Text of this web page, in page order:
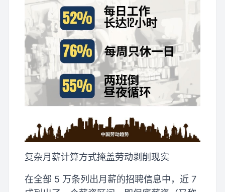
复杂月薪计算方式掩盖劳动剥削现实
在全部 5 万条列出月薪的招聘信息中，近 7